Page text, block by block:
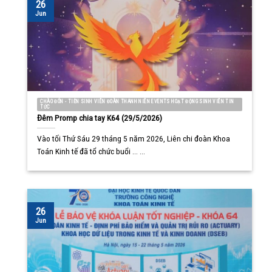
CHÀO ĐÓN - TIỄN SINH VIÊN ĐOÀN THANH NIÊN EVENTS HOẠT ĐỘNG SINH VIÊN TIN
TỨC
Đêm Promp chia tay K64 (29/5/2026)
Vào tối Thứ Sáu 29 tháng 5 năm 2026, Liên chi đoàn Khoa
Toán Kinh tế đã tổ chức buổi ... ...
26
Jun
26
Jun